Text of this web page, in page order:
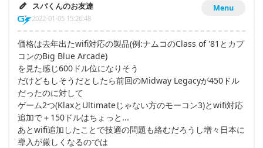
Menu
スパくんのお友達
2022-01-05 15:26:48
価格は去年出たwifi対応の製品(例:ナムコのClass of '81とカプ
コンのBig Blue Arcade)
を見た感じ600ドル位になりそう
だけどもしそうだとしたら前回のMidway Legacyが450ドル
だったのに対して
ゲーム2つ(KlaxとUltimateじゃない方のモーコン3)とwifi対応
追加で＋150ドルはちょっと...
あとwifi追加したことで技適の問題も絡むだろうし増々日本に
導入が厳しくなるのでは